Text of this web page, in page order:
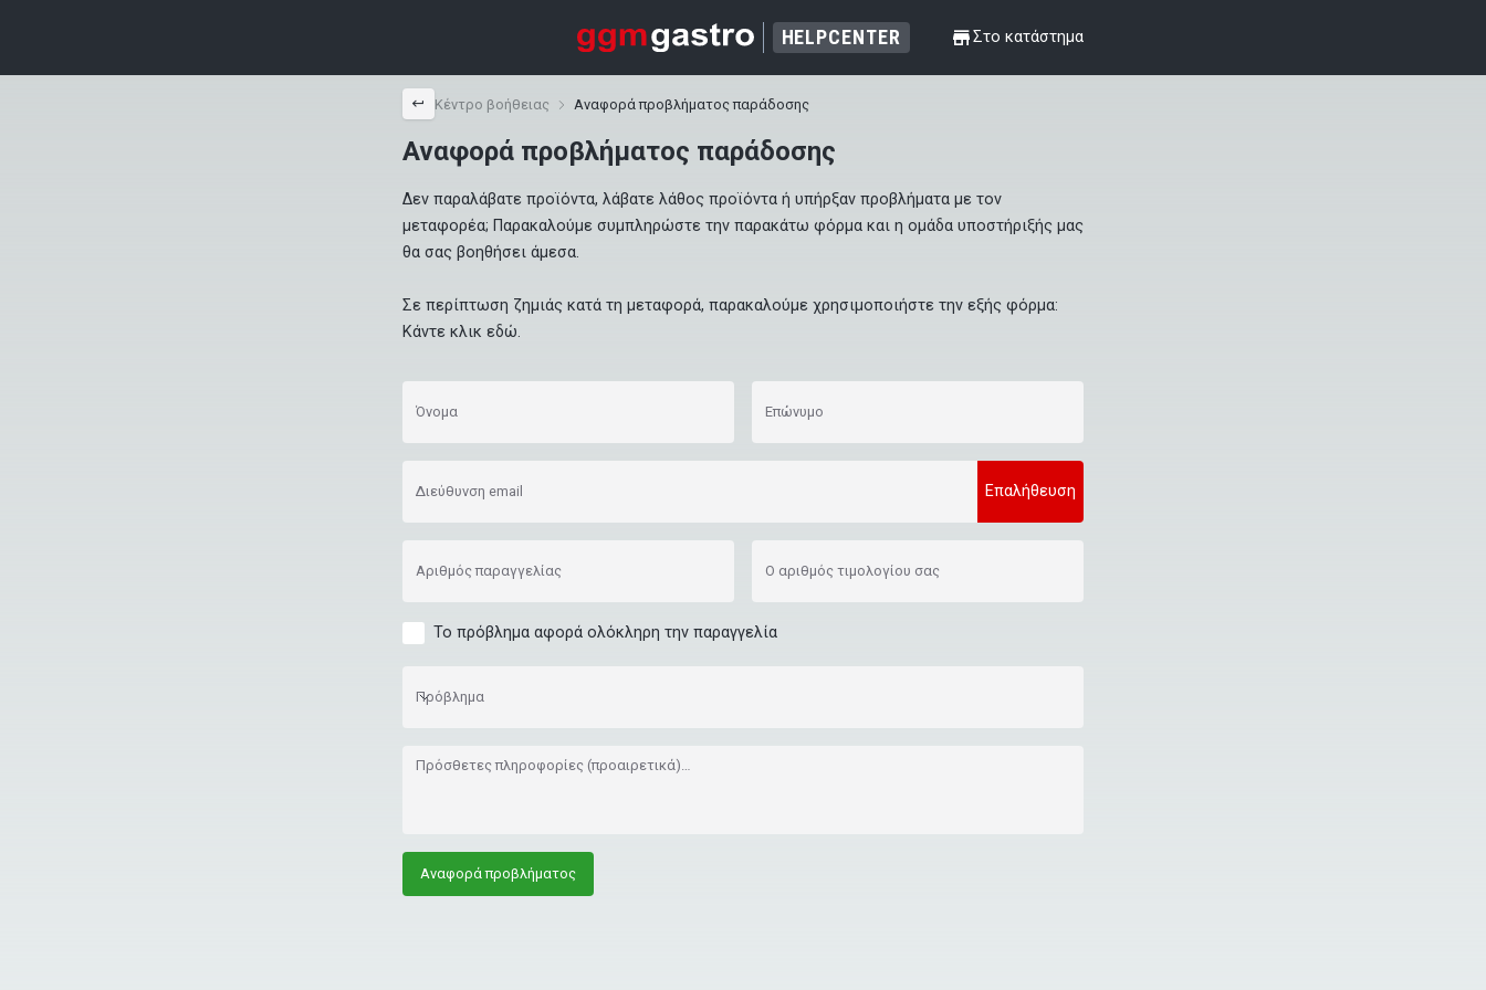
HELPCENTER shopΣτο κατάστημα
back Κέντρο βοήθειας Αναφορά προβλήματος παράδοσης
Αναφορά προβλήματος παράδοσης
Δεν παραλάβατε προϊόντα, λάβατε λάθος προϊόντα ή υπήρξαν προβλήματα με τον
μεταφορέα; Παρακαλούμε συμπληρώστε την παρακάτω φόρμα και η ομάδα υποστήριξής μας
θα σας βοηθήσει άμεσα.
Σε περίπτωση ζημιάς κατά τη μεταφορά, παρακαλούμε χρησιμοποιήστε την εξής φόρμα:
Κάντε κλικ εδώ.
Όνομα Επώνυμο
Διεύθυνση email Επαλήθευση
Αριθμός παραγγελίας Ο αριθμός τιμολογίου σας
Το πρόβλημα αφορά ολόκληρη την παραγγελία
Πρόβλημα
Πρόσθετες πληροφορίες (προαιρετικά)…
Αναφορά προβλήματος